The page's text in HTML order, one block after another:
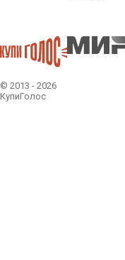
© 2013 - 2026
КупиГолос